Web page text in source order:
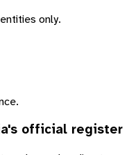
only.
's official register